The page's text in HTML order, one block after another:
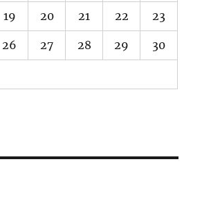
19 20 21 22 23
26 27 28 29 30